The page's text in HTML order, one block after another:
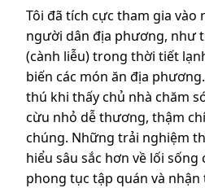
Tôi đã tích cực tham gia vào
người dân địa phương, như
(cành liễu) trong thời tiết
biến các món ăn địa
thú khi thấy chủ nhà chăm
cừu nhỏ dễ thương, thậm
chúng. Những trải nghiệm
hiểu sâu sắc hơn về lối
phong tục tập quán và